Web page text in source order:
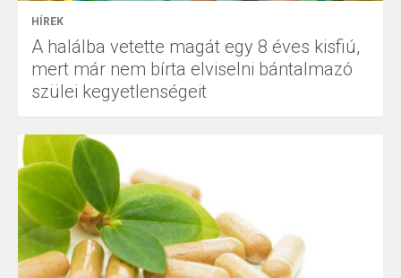
HÍREK
A halálba vetette magát egy 8 éves kisfiú,
mert már nem bírta elviselni bántalmazó
szülei kegyetlenségeit